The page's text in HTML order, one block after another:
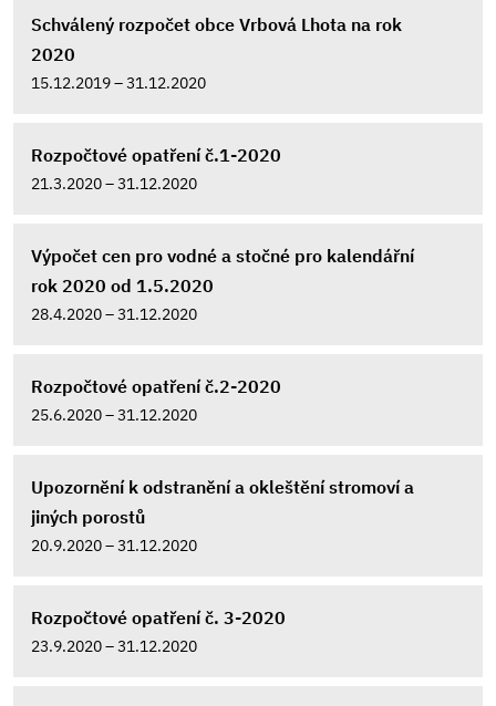
Schválený rozpočet obce Vrbová Lhota na rok
2020
15.12.2019 – 31.12.2020
Rozpočtové opatření č.1-2020
21.3.2020 – 31.12.2020
Výpočet cen pro vodné a stočné pro kalendářní
rok 2020 od 1.5.2020
28.4.2020 – 31.12.2020
Rozpočtové opatření č.2-2020
25.6.2020 – 31.12.2020
Upozornění k odstranění a okleštění stromoví a
jiných porostů
20.9.2020 – 31.12.2020
Rozpočtové opatření č. 3-2020
23.9.2020 – 31.12.2020